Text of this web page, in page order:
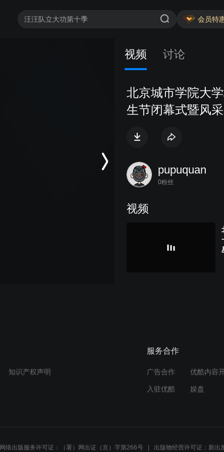
会员特
视频 讨论
北京城市学院大
生节闭幕式暨风
pupuquan
0粉丝
视频
知识产权声明
服务合作
广告合作 优酷内容
入驻优酷 娱盘
网络出版服务许可证：（署）网出证（京）字第266号 出版物经营许可证：新出